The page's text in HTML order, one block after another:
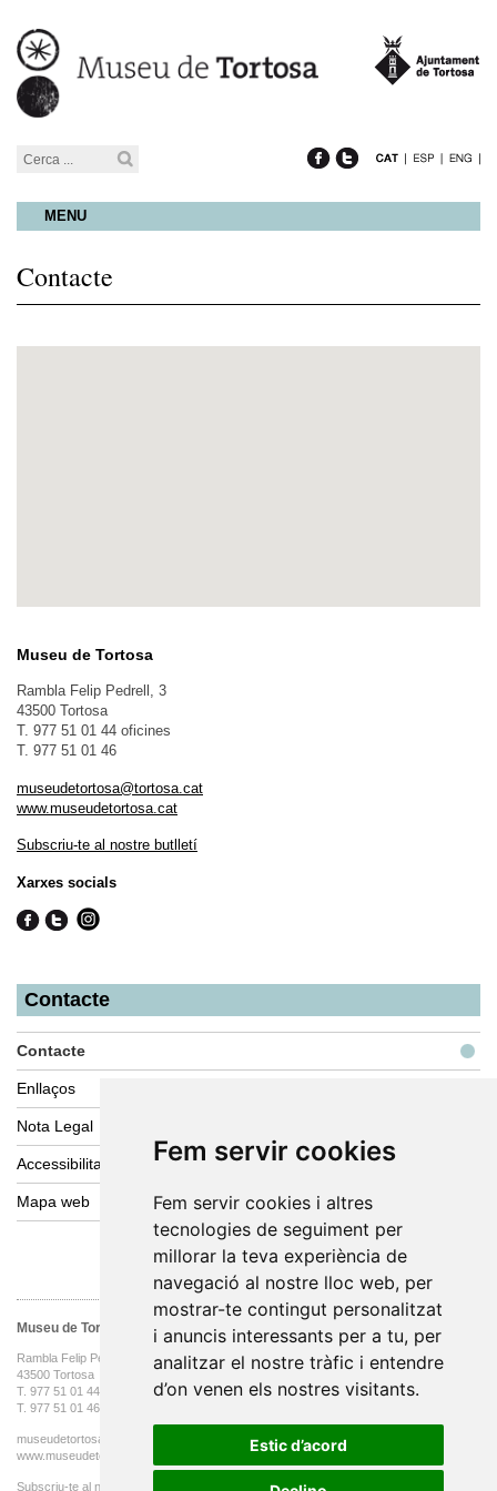
Fem servir cookies
Fem servir cookies i altres
tecnologies de seguiment per
millorar la teva experiència de
navegació al nostre lloc web, per
mostrar-te contingut personalitzat
i anuncis interessants per a tu, per
analitzar el nostre tràfic i entendre
d’on venen els nostres visitants.
Estic d’acord
Fem servir cookies
Fem servir cookies i altres
tecnologies de seguiment per
millorar la teva experiència de
navegació al nostre lloc web, per
mostrar-te contingut personalitzat
i anuncis interessants per a tu, per
analitzar el nostre tràfic i entendre
d’on venen els nostres visitants.
Estic d’acord
MENU
Contacte
Museu de Tortosa
Rambla Felip Pedrell, 3
43500 Tortosa
T. 977 51 01 44 oficines
T. 977 51 01 46
museudetortosa@tortosa.cat
www.museudetortosa.cat
Subscriu-te al nostre butlletí
Xarxes socials
Contacte
Contacte
Enllaços
Nota Legal
Accessibilitat web
Mapa web
Museu de Tortosa
Rambla Felip Pedrell, 3
43500 Tortosa
T. 977 51 01 44 oficines
T. 977 51 01 46
museudetortosa@tortosa.cat
www.museudetortosa.cat
Subscriu-te al nostre butlletí